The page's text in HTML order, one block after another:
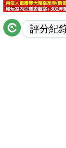
討論區
聯絡我們